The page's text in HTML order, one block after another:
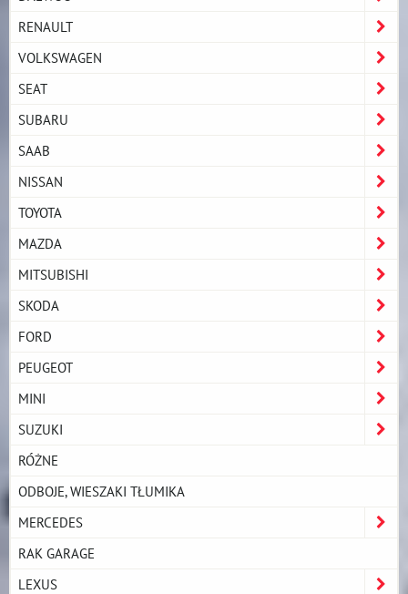
RENAULT
VOLKSWAGEN
SEAT
SUBARU
SAAB
NISSAN
TOYOTA
MAZDA
MITSUBISHI
SKODA
FORD
PEUGEOT
MINI
SUZUKI
RÓŻNE
ODBOJE, WIESZAKI TŁUMIKA
MERCEDES
RAK GARAGE
LEXUS